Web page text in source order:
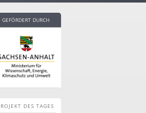
GEFÖRDERT DURCH
DES TAGES